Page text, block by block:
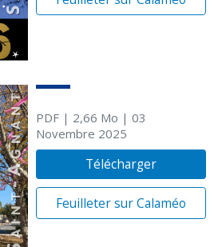
PDF| 2,66 Mo | 03
Novembre 2025
Télécharger
Feuilleter sur Calaméo